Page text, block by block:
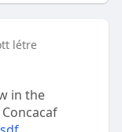
létre
in the